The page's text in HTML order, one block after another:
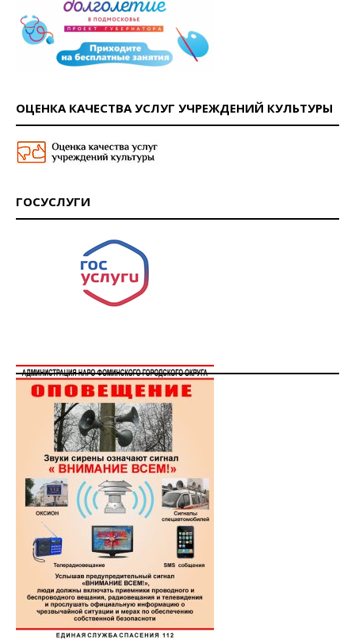
ОЦЕНКА КАЧЕСТВА УСЛУГ УЧРЕЖДЕНИЙ КУЛЬТУРЫ
ГОСУСЛУГИ